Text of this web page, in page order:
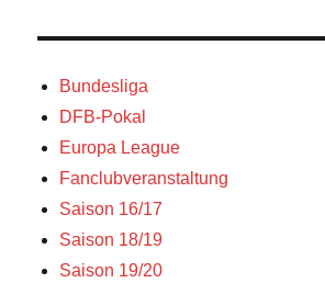
Bundesliga
DFB-Pokal
Europa League
Fanclubveranstaltung
Saison 16/17
Saison 18/19
Saison 19/20